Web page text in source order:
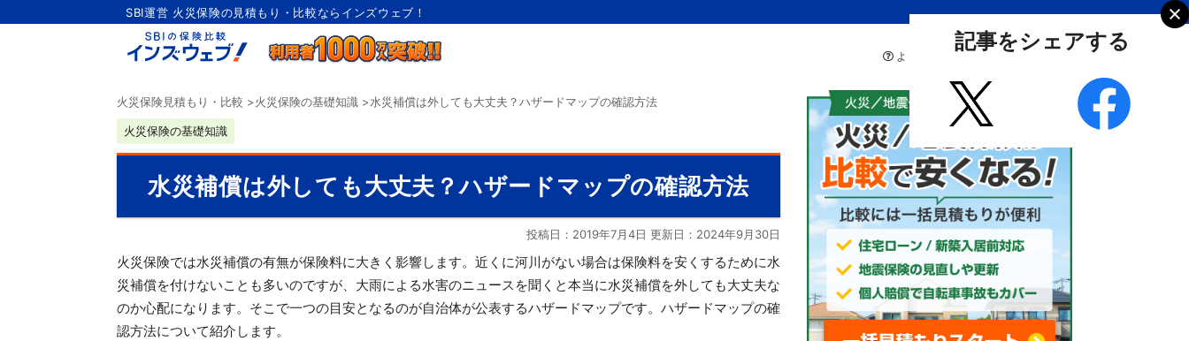
SBI運営 火災保険の見積もり・比較ならインズウェブ！
よくあるご質問 お問い合わせ
火災保険見積もり・比較 >火災保険の基礎知識 >水災補償は外しても大丈夫？ハザードマップの確認方法
火災保険の基礎知識
水災補償は外しても大丈夫？ハザードマップの確認方法
投稿日：2019年7月4日 更新日： 2024年9月30日
火災保険では水災補償の有無が保険料に大きく影響します。近くに河川がない場合は保険料を安くするために水
災補償を付けないことも多いのですが、大雨による水害のニュースを聞くと本当に水災補償を外しても大丈夫な
のか心配になります。そこで一つの目安となるのが自治体が公表するハザードマップです。ハザードマップの確
認方法について紹介します。
記事をシェアする